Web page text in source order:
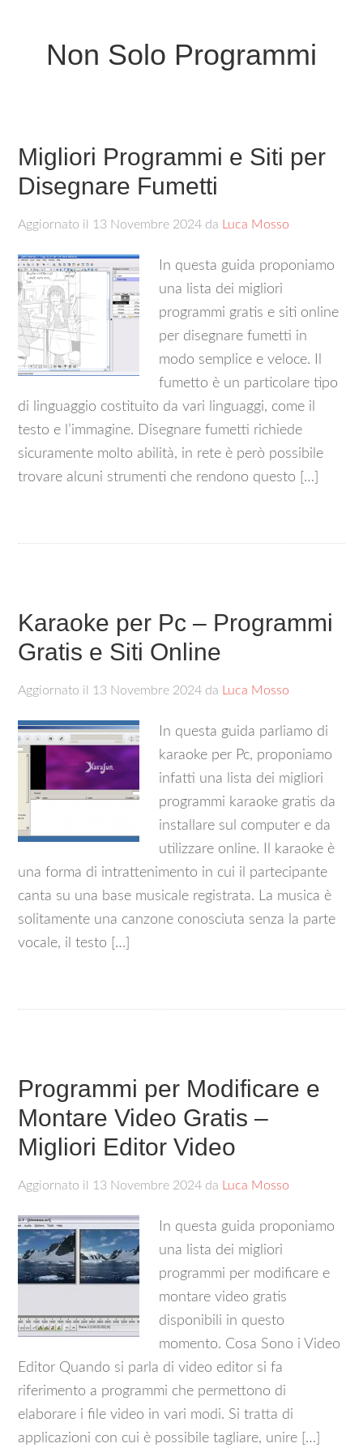
Non Solo Programmi
Migliori Programmi e Siti per
Disegnare Fumetti
Aggiornato il 13 Novembre 2024 da Luca Mosso
In questa guida proponiamo
una lista dei migliori
programmi gratis e siti online
per disegnare fumetti in
modo semplice e veloce. Il
fumetto è un particolare tipo
di linguaggio costituito da vari linguaggi, come il
testo e l’immagine. Disegnare fumetti richiede
sicuramente molto abilità, in rete è però possibile
trovare alcuni strumenti che rendono questo […]
Karaoke per Pc – Programmi
Gratis e Siti Online
Aggiornato il 13 Novembre 2024 da Luca Mosso
In questa guida parliamo di
karaoke per Pc, proponiamo
infatti una lista dei migliori
programmi karaoke gratis da
installare sul computer e da
utilizzare online. Il karaoke è
una forma di intrattenimento in cui il partecipante
canta su una base musicale registrata. La musica è
solitamente una canzone conosciuta senza la parte
vocale, il testo […]
Programmi per Modificare e
Montare Video Gratis –
Migliori Editor Video
Aggiornato il 13 Novembre 2024 da Luca Mosso
In questa guida proponiamo
una lista dei migliori
programmi per modificare e
montare video gratis
disponibili in questo
momento. Cosa Sono i Video
Editor Quando si parla di video editor si fa
riferimento a programmi che permettono di
elaborare i file video in vari modi. Si tratta di
applicazioni con cui è possibile tagliare, unire […]